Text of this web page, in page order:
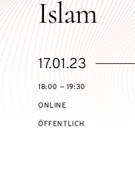
Islam
eventBeginsOn
17.01.23
eventEndsOn
18:00 — 19:30
ONLINE
VERANSTALTUNGSZUGANG:
ÖFFENTLICH